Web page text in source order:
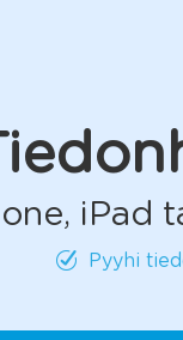
iPad
Pyyhi